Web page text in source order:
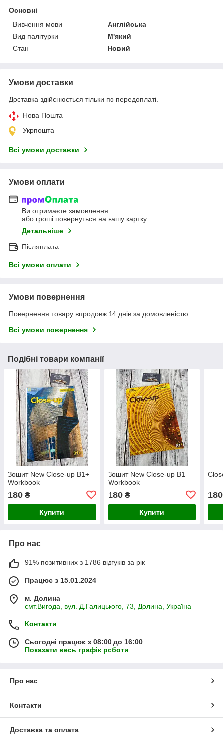
Основні
Вивчення мови
Англійська
Вид палітурки
М'який
Стан
Новий
Умови доставки
Доставка здійснюється тільки по передоплаті.
Нова Пошта
Укрпошта
Всі умови доставки
Умови оплати
Ви отримаєте замовлення
або гроші повернуться на вашу картку
Детальніше
Післяплата
Всі умови оплати
Умови повернення
Повернення товару впродовж 14 днів за домовленістю
Всі умови повернення
Подібні товари компанії
Зошит New Close-up B1+
Workbook
180 ₴
Купити
Зошит New Close-up B1
Workbook
180₴
Купити
180
Про нас
91% позитивних з 1786 відгуків за рік
Працює з 15.01.2024
м. Долина
смт.Вигода, вул. Д.Галицького, 73, Долина, Україна
Контакти
Сьогодні працює з 08:00 до 16:00
Показати весь графік роботи
Про нас
Контакти
Доставка та оплата